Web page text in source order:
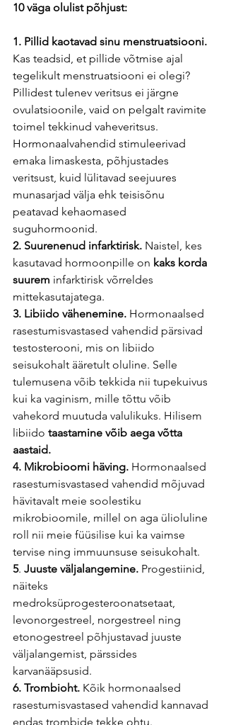
10 väga olulist põhjust:
1. Pillid kaotavad sinu menstruatsiooni.
Kas teadsid, et pillide võtmise ajal
tegelikult menstruatsiooni ei olegi?
Pillidest tulenev veritsus ei järgne
ovulatsioonile, vaid on pelgalt ravimite
toimel tekkinud vaheveritsus.
Hormonaalvahendid stimuleerivad
emaka limaskesta, põhjustades
veritsust, kuid lülitavad seejuures
munasarjad välja ehk teisisõnu
peatavad kehaomased
suguhormoonid.
2. Suurenenud infarktirisk. Naistel, kes
kasutavad hormoonpille on kaks korda
suurem infarktirisk võrreldes
mittekasutajatega.
3. Libiido vähenemine. Hormonaalsed
rasestumisvastased vahendid pärsivad
testosterooni, mis on libiido
seisukohalt ääretult oluline. Selle
tulemusena võib tekkida nii tupekuivus
kui ka vaginism, mille tõttu võib
vahekord muutuda valulikuks. Hilisem
libiido taastamine võib aega võtta
aastaid.
4. Mikrobioomi häving. Hormonaalsed
rasestumisvastased vahendid mõjuvad
hävitavalt meie soolestiku
mikrobioomile, millel on aga ülioluline
roll nii meie füüsilise kui ka vaimse
tervise ning immuunsuse seisukohalt.
5. Juuste väljalangemine. Progestiinid,
näiteks
medroksüprogesteroonatsetaat,
levonorgestreel, norgestreel ning
etonogestreel põhjustavad juuste
väljalangemist, pärssides
karvanääpsusid.
6. Trombioht. Kõik hormonaalsed
rasestumisvastased vahendid kannavad
endas trombide tekke ohtu.